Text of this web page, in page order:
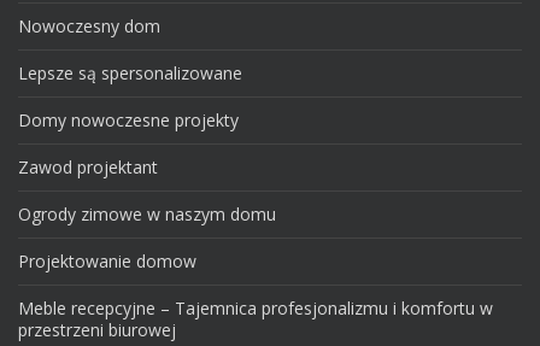
Nowoczesny dom
Lepsze są spersonalizowane
Domy nowoczesne projekty
Zawod projektant
Ogrody zimowe w naszym domu
Projektowanie domow
Meble recepcyjne – Tajemnica profesjonalizmu i komfortu w
przestrzeni biurowej